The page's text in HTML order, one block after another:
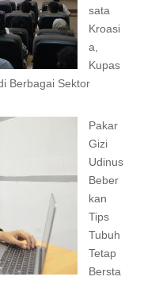
sata
Kroasi
a,
Kupas
Berbagai Sektor
Pakar
Gizi
Udinus
Beber
kan
Tips
Tubuh
Tetap
Bersta